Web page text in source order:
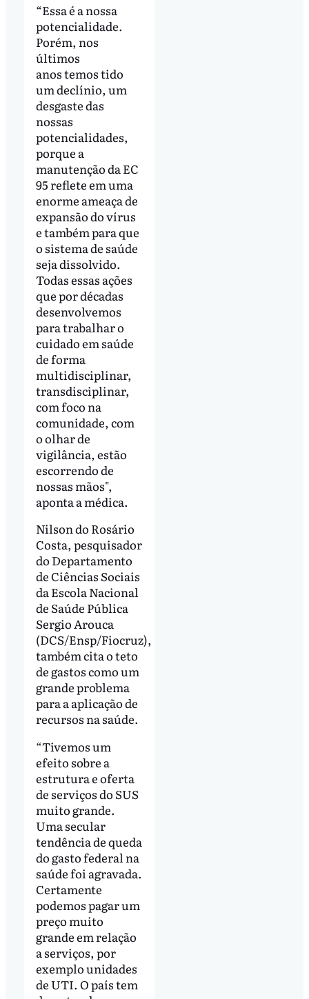
“Essa é a nossa
potencialidade.
Porém, nos
últimos
anos temos tido
um declínio, um
desgaste das
nossas
potencialidades,
porque a
manutenção da EC
95 reflete em uma
enorme ameaça de
expansão do vírus
e também para que
o sistema de saúde
seja dissolvido.
Todas essas ações
que por décadas
desenvolvemos
para trabalhar o
cuidado em saúde
de forma
multidisciplinar,
transdisciplinar,
com foco na
comunidade, com
o olhar de
vigilância, estão
escorrendo de
nossas mãos",
aponta a médica.
Nilson do Rosário
Costa, pesquisador
do Departamento
de Ciências Sociais
da Escola Nacional
de Saúde Pública
Sergio Arouca
(DCS/Ensp/Fiocruz),
também cita o teto
de gastos como um
grande problema
para a aplicação de
recursos na saúde.
“Tivemos um
efeito sobre a
estrutura e oferta
de serviços do SUS
muito grande.
Uma secular
tendência de queda
do gasto federal na
saúde foi agravada.
Certamente
podemos pagar um
preço muito
grande em relação
a serviços, por
exemplo unidades
de UTI. O país tem